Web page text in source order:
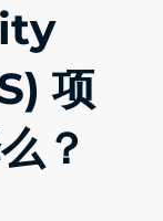
项
？